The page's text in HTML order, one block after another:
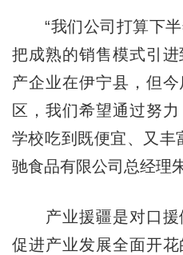
“我们公司打算下半
把成熟的销售模式引
产企业在伊宁县，但
区，我们希望通过努
学校吃到既便宜、又丰
驰食品有限公司总经理
产业援疆是对口援
促进产业发展全面开